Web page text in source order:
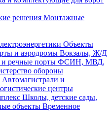
решения Монтажные
Объекты
и аэродромы Вокзалы, Ж/Д
речные порты ФСИН, МВД,
обороны
Автомагистрали и
центры
Школы, детские сады,
объекты Временное